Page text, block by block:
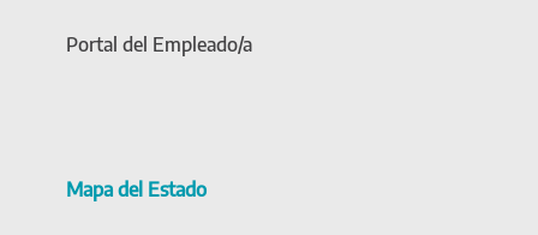
Portal del Empleado/a
Mapa del Estado